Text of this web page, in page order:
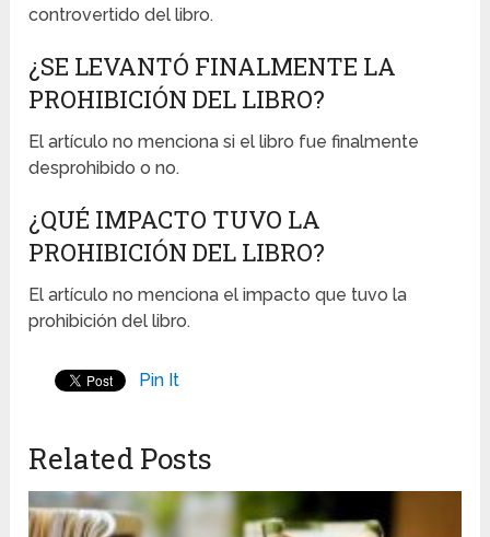
controvertido del libro.
¿SE LEVANTÓ FINALMENTE LA
PROHIBICIÓN DEL LIBRO?
El artículo no menciona si el libro fue finalmente
desprohibido o no.
¿QUÉ IMPACTO TUVO LA
PROHIBICIÓN DEL LIBRO?
El artículo no menciona el impacto que tuvo la
prohibición del libro.
Pin It
Related Posts